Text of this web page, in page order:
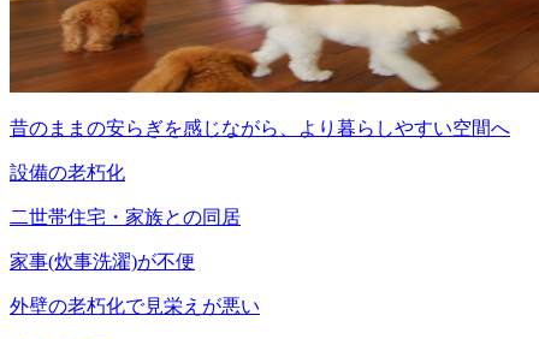
昔のままの安らぎを感じながら、より暮らしやすい空間へ
設備の老朽化
二世帯住宅・家族との同居
家事(炊事洗濯)が不便
外壁の老朽化で見栄えが悪い